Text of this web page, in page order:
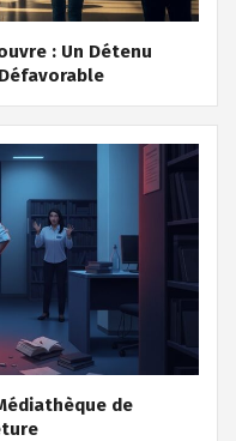
: Un Détenu
de